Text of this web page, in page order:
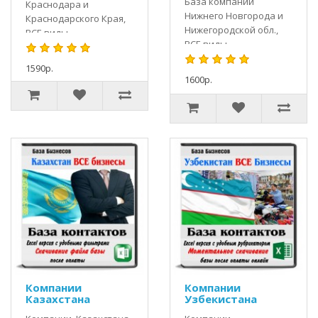
Краснодара и
Краснодарского Края,
ВСЕ виды
деятельности.База без
контакты уникальные,
все организации со
всеми полными
1590р.
Нижнего Новгорода и
Нижегородской обл.,
ВСЕ виды
деятельности.База без
контакты уникальные,
все организации со
всеми полными кон..
1600р.
Компании
Казахстана
Компании
Узбекистана